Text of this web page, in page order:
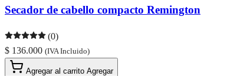
Secador de cabello compacto Remington
(0)
$ 136.000 (IVA Incluido)
Agregar al carrito Agregar